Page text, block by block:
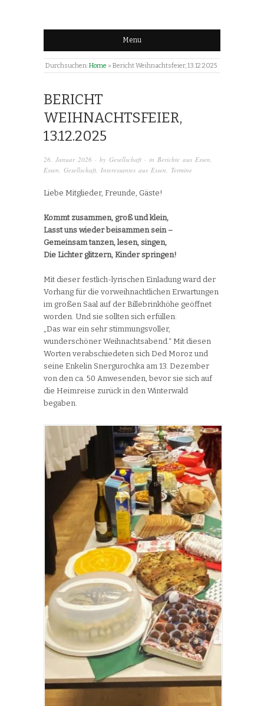
Menu
Durchsuchen:Home » Bericht Weihnachtsfeier, 13.12.2025
BERICHT
WEIHNACHTSFEIER,
13.12.2025
26. Januar 2026 · by Gesellschaft · in Berichte aus Essen,
Essen, Gesellschaft, Interessantes aus Essen, Termine
Liebe Mitglieder, Freunde, Gäste!
Kommt zusammen, groß und klein,
Lasst uns wieder beisammen sein –
Gemeinsam tanzen, lesen, singen,
Die Lichter glitzern, Kinder springen!
Mit dieser festlich-lyrischen Einladung ward der
Vorhang für die vorweihnachtlichen Erwartungen
im großen Saal auf der Billebrinkhöhe geöffnet
worden. Und sie sollten sich erfüllen:
„Das war ein sehr stimmungsvoller,
wunderschöner Weihnachtsabend.“ Mit diesen
Worten verabschiedeten sich Ded Moroz und
seine Enkelin Snergurochka am 13. Dezember
von den ca. 50 Anwesenden, bevor sie sich auf
die Heimreise zurück in den Winterwald
begaben.